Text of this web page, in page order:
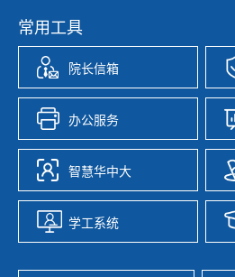
常用工具
院长信箱
办公服务
智慧华中大
学工系统